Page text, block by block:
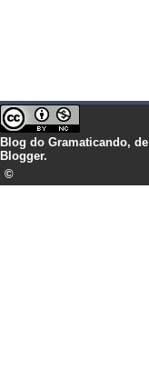
Blog do Gramaticando, de
Blogger.
©